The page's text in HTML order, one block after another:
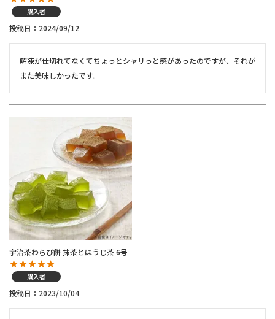
購入者
投稿日 2024/09/12
解凍が仕切れてなくてちょっとシャリっと感があったのですが、それが
また美味しかったです。
宇治茶わらび餅 抹茶とほうじ茶 6号
購入者
投稿日 2023/10/04